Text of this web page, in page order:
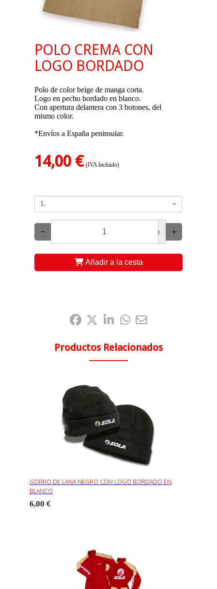
POLO CREMA CON
LOGO BORDADO
Polo de color beige de manga corta.
Logo en pecho bordado en blanco.
Con apertura delantera con 3 botones, del
mismo color.
*Envíos a España peninsular.
14,00 € (IVA Incluido)
L
− un +
Añadir a la cesta
Productos Relacionados
GORRO DE LANA NEGRO CON LOGO BORDADO EN
BLANCO
6,00 €